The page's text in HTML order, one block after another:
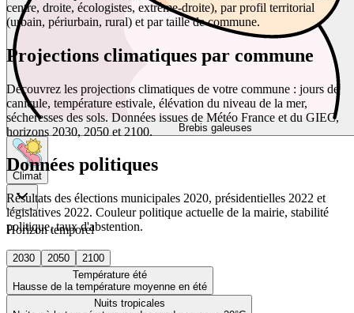
Brebis galeuses
Climat
Horizon temporel
2030 2050
2100
Température été
Hausse de la température moyenne en été
Nuits tropicales
centre, droite, écologistes, extrême-droite), par profil territorial
(urbain, périurbain, rural) et par taille de commune.
Projections climatiques par commune
Découvrez les projections climatiques de votre commune : jours de
canicule, température estivale, élévation du niveau de la mer,
sécheresses des sols. Données issues de Météo France et du GIEC,
horizons 2030, 2050 et 2100.
Données politiques
Résultats des élections municipales 2020, présidentielles 2022 et
législatives 2022. Couleur politique actuelle de la mairie, stabilité
politique, taux d'abstention.